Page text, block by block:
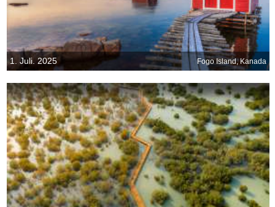
1. Juli. 2025 Fogo Island, Kanada